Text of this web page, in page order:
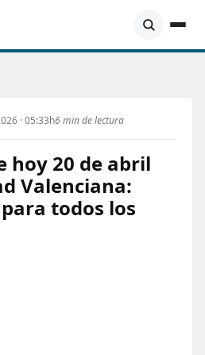
· 05:33h6 min de lectura
hoy 20 de abril
Valenciana:
todos los